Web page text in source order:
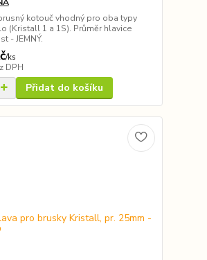
kotouč vhodný pro oba typy
(Kristall 1 a 1S). Průměr hlavice
- JEMNÝ.
/ks
DPH
Přidat do košíku